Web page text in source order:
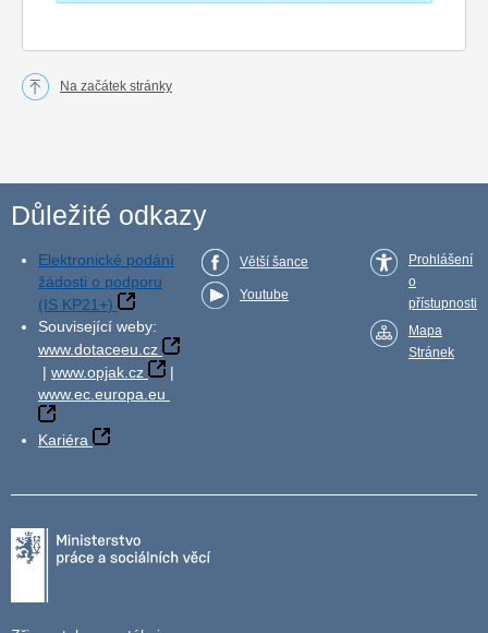
Na začátek stránky
Důležité odkazy
Elektronické podání
žádosti o podporu
(IS KP21+)
Související weby:
www.dotaceeu.cz
| www.opjak.cz
|
www.ec.europa.eu
Kariéra
Větší šance
Youtube
Prohlášení
o
přístupnosti
Mapa
Stránek